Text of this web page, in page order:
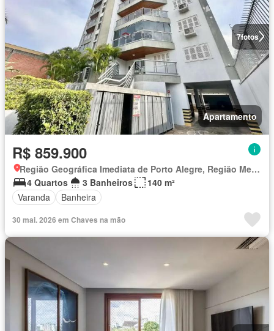
7fotos
Apartamento
R$ 859.900
Região Geográfica Imediata de Porto Alegre, Região Metropolitana de Porto Alegre
4 Quartos
3 Banheiros
140 m²
Varanda
Banheira
30 mai. 2026 em Chaves na mão